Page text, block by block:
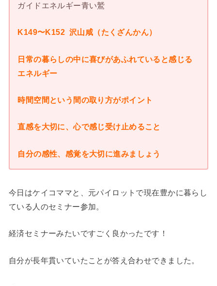
ガイドエネルギー青い鷲
K149〜K152 沢山咸（たくざんかん）
日常の暮らしの中に喜びがあふれていると感じる
エネルギー
時間空間という間の取り方がポイント
直感を大切に、心で感じ受け止めること
自分の感性、感覚を大切に進みましょう
今日はケイコママと、元パイロットで現在豊かに暮らし
ている人のセミナー参加。
経済セミナーみたいですごく良かったです！
自分が長年貫いていたことが答え合わせできました。